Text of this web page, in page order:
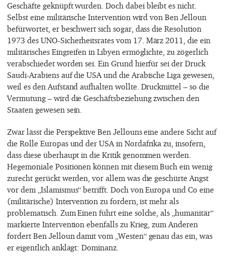
Geschäfte geknüpft wurden. Doch dabei bleibt es nicht.
Selbst eine militärische Intervention wird von Ben Jelloun
befürwortet, er beschwert sich sogar, dass die Resolution
1973 des UNO-Sicherheitsrates vom 17. März 2011, die ein
militärisches Eingreifen in Libyen ermöglichte, zu zögerlich
verabschiedet worden sei. Ein Grund hierfür sei der Druck
Saudi-Arabiens auf die USA und die Arabische Liga gewesen,
weil es den Aufstand aufhalten wollte. Druckmittel – so die
Vermutung – wird die Geschäftsbeziehung zwischen den
Staaten gewesen sein.
Zwar lässt die Perspektive Ben Jellouns eine andere Sicht auf
die Rolle Europas und der USA in Nordafrika zu, insofern,
dass diese überhaupt in die Kritik genommen werden.
Hegemoniale Positionen können mit diesem Buch ein wenig
zurecht gerückt werden, vor allem was die geschürte Angst
vor dem „Islamismus“ betrifft. Doch von Europa und Co eine
(militärische) Intervention zu fordern, ist mehr als
problematisch. Zum Einen führt eine solche, als „humanitär“
markierte Intervention ebenfalls zu Krieg, zum Anderen
fordert Ben Jelloun damit vom „Westen“ genau das ein, was
er eigentlich anklagt: Dominanz.